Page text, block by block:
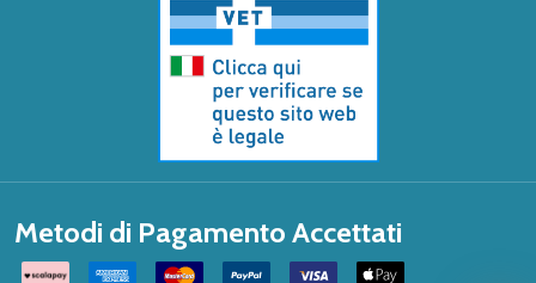
Metodi di Pagamento Accettati